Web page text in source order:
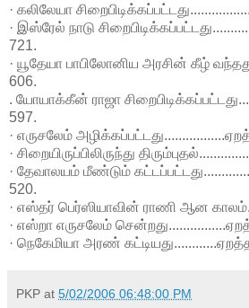
· கலிலேயா
· இஸ்ரேல் நாடு
721.
· யூதேயா பாபிலோனிய அரசின் கீழ்
606.
. யோயாக்கீன் ராஜா
597.
· எருசலேம்
· சிறையிருப்பிலிருந்து
· தேவாலயம் மீண்டும்
520.
· எஸ்தர் பெர்ஸியாவின் ராணி ஆன
· எஸ்றா எருசலேம்
· நெகேமியா அரண்
PKP at 5/02/2006 06:48:00 PM